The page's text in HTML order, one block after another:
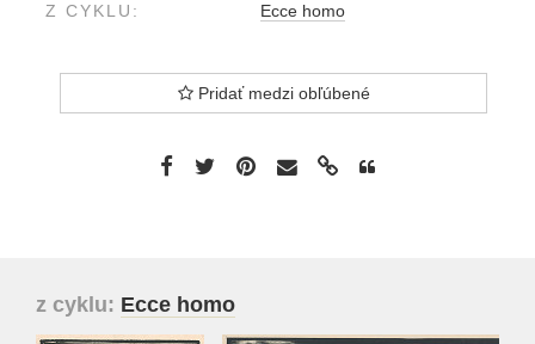
Z CYKLU: Ecce homo
Pridať medzi obľúbené
z cyklu: Ecce homo